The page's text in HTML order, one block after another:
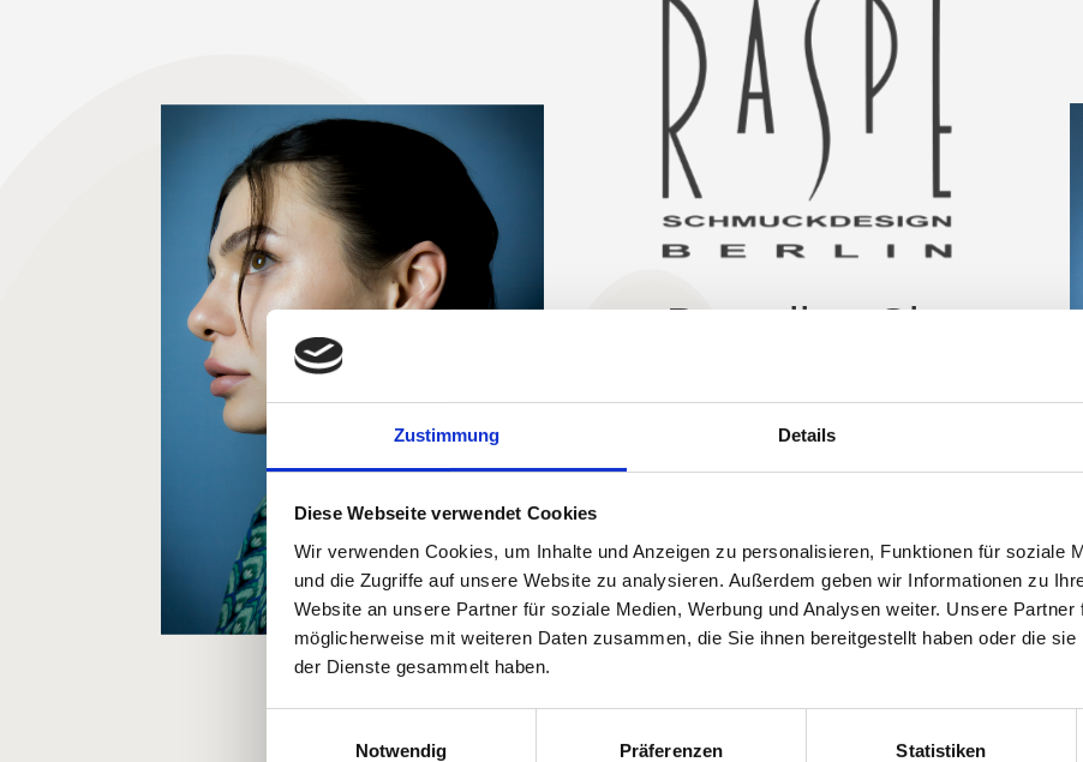
Zustimmung Details
Diese Webseite verwendet Cookies
Wir verwenden Cookies, um Inhalte und Anzeigen zu personalisieren, Funktionen für soziale
und die Zugriffe auf unsere Website zu analysieren. Außerdem geben wir Informationen zu
Website an unsere Partner für soziale Medien, Werbung und Analysen weiter. Unsere Partner
möglicherweise mit weiteren Daten zusammen, die Sie ihnen bereitgestellt haben oder die
der Dienste gesammelt haben.
Notwendig
Präferenzen Statistiken
Bestellen Sie
unserem Partner
im Großhandel!
Größten Wert legen wir bei unseren
handgearbeiteten Schmuckstücken auf die
hohe Qualität beim Material sowie in der
Wir betreiben keinen eigenen Onlineshop